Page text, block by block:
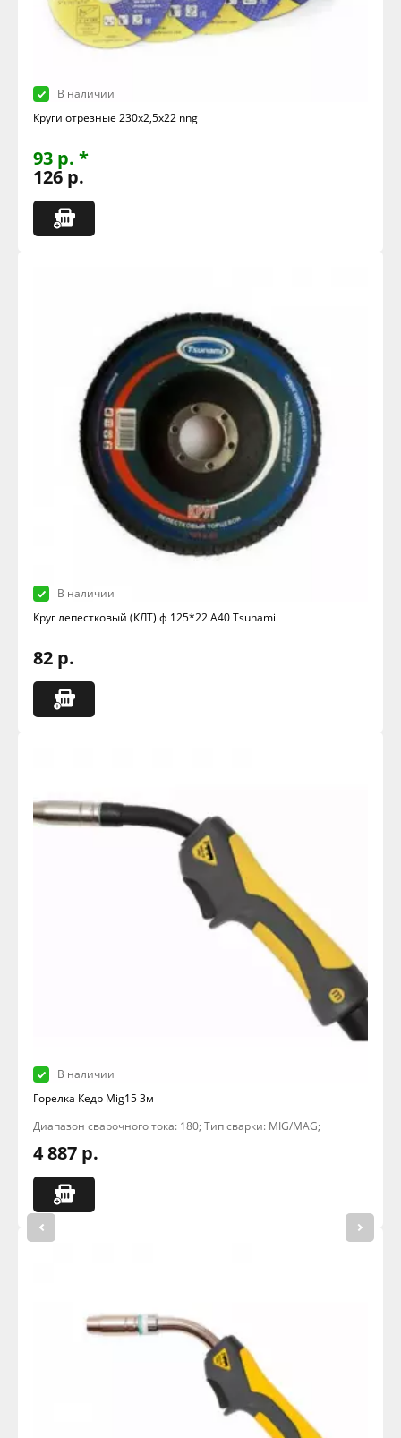
В наличии
Круги отрезные 230х2,5х22 nng
93 р. *
126 р.
В наличии
Круг лепестковый (КЛТ) ф 125*22 А40 Tsunami
82 р.
В наличии
Горелка Кедр Mig15 3м
Диапазон сварочного тока: 180; Тип сварки: MIG/MAG;
4 887 р.